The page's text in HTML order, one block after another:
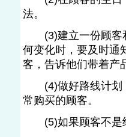
法。
(3)建立一份顾客和
何变化时，要及时通
客，告诉他们带着
(4)做好路线计划，
常购买的顾客。
(5)如果顾客不是